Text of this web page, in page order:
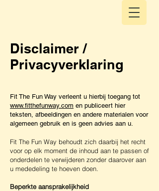
Disclaimer /
Privacyverklaring
Fit The Fun Way verleent u hierbij toegang tot
www.fitthefunway.com en publiceert hier
teksten, afbeeldingen en andere materialen voor
algemeen gebruik en is geen advies aan u.
Fit The Fun Way behoudt zich daarbij het recht
voor op elk moment de inhoud aan te passen of
onderdelen te verwijderen zonder daarover aan
u mededeling te hoeven doen.
Beperkte aansprakelijkheid